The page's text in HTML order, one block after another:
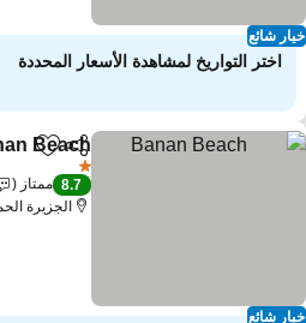
شائع
اختر التواريخ لمشاهدة الأسعار المحددة
شائع
مشاركة
Beach
8.7 ممتاز
الجزيرة